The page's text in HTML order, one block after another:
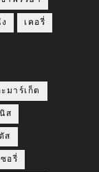
เคอรี่
ะมาร์เก็ต
ส
ส
อรี่